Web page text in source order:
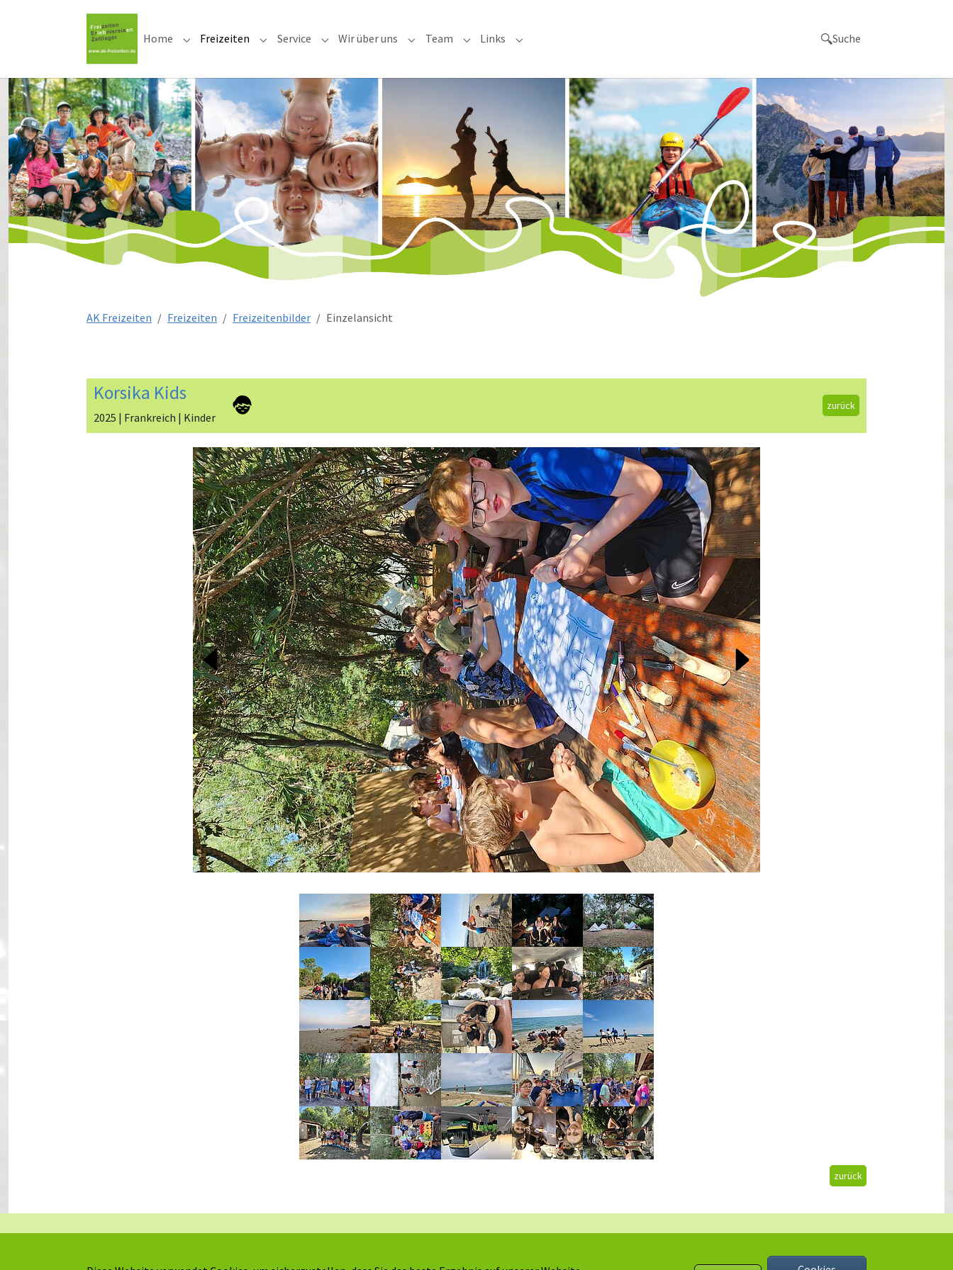
Home Submenu for "Home"
Freizeiten Submenu for "Freizeiten"
Service Submenu for "Service"
Wir über uns Submenu for "Wir über uns"
Team Submenu for "Team"
Links Submenu for "Links" Suche
AK Freizeiten Freizeiten Freizeitenbilder Einzelansicht
Korsika Kids
2025 | Frankreich | Kinder
zurück
zurück
Impressum
Häufige Fragen